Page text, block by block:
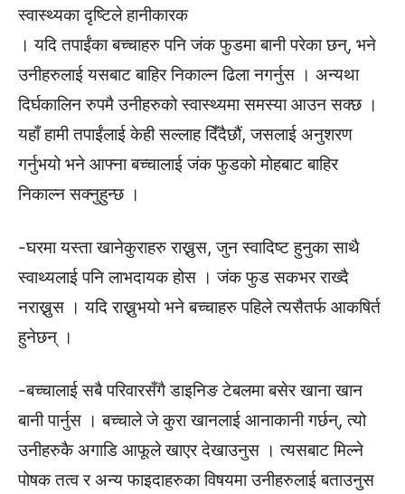
स्वास्थ्यका दृष्टिले हानीकारक
। यदि तपाईंका बच्चाहरु पनि जंक फुडमा बानी परेका छन्, भने
उनीहरुलाई यसबाट बाहिर निकाल्न ढिला नगर्नुस । अन्यथा
दिर्घकालिन रुपमै उनीहरुको स्वास्थ्यमा समस्या आउन सक्छ ।
यहाँ हामी तपाईंलाई केही सल्लाह दिँदैछौं, जसलाई अनुशरण
गर्नुभयो भने आफ्ना बच्चालाई जंक फुडको मोहबाट बाहिर
निकाल्न सक्नुहुन्छ ।
-घरमा यस्ता खानेकुराहरु राख्नुस, जुन स्वादिष्ट हुनुका साथै
स्वाथ्यलाई पनि लाभदायक होस । जंक फुड सकभर राख्दै
नराख्नुस । यदि राख्नुभयो भने बच्चाहरु पहिले त्यसैतर्फ आकषिर्त
हुनेछन् ।
-बच्चालाई सबै परिवारसँगै डाइनिङ टेबलमा बसेर खाना खान
बानी पार्नुस । बच्चाले जे कुरा खानलाई आनाकानी गर्छन्, त्यो
उनीहरुकै अगाडि आफूले खाएर देखाउनुस । त्यसबाट मिल्ने
पोषक तत्व र अन्य फाइदाहरुका विषयमा उनीहरुलाई बताउनुस